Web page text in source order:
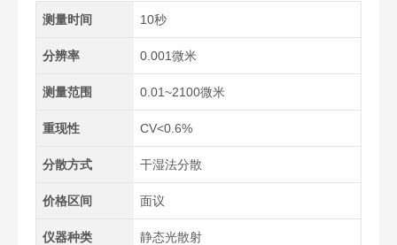
测量时间 10秒
分辨率 0.001微米
测量范围 0.01~2100微米
重现性 CV<0.6%
分散方式 干湿法分散
价格区间 面议
仪器种类 静态光散射